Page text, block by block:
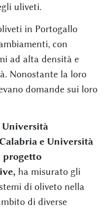
uliveti.
in Portogallo
con
ad alta densità e
Nonostante la loro
domande sui loro
Università
e Università
progetto
ha misurato gli
di oliveto nella
di diverse